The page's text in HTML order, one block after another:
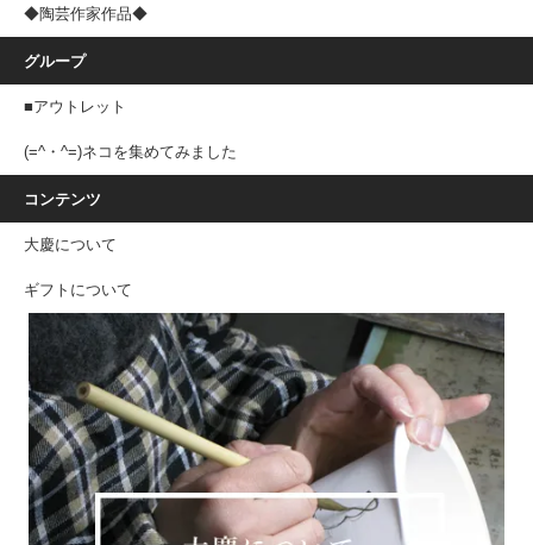
◆陶芸作家作品◆
グループ
■アウトレット
(=^・^=)ネコを集めてみました
コンテンツ
大慶について
ギフトについて